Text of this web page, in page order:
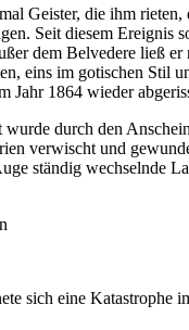
Geister, die ihm rieten,
Seit diesem Ereignis
dem Belvedere ließ er
eins im gotischen Stil
Jahr 1864 wieder
durch den
verwischt und
ständig wechselnde
sich eine Katastrophe